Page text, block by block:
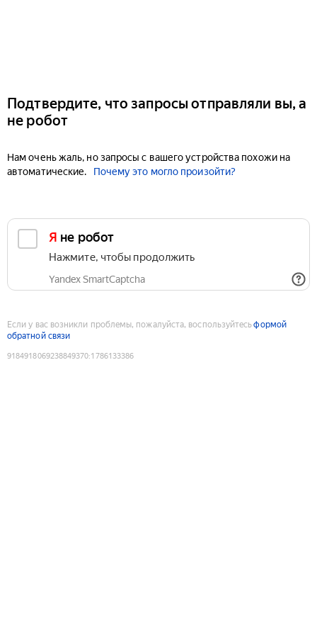
Подтвердите, что запросы отправляли вы, а
не робот
Нам очень жаль, но запросы с вашего устройства похожи на
автоматические.
Почему это могло произойти?
Я не робот
Нажмите, чтобы продолжить
Yandex SmartCaptcha
Если у вас возникли проблемы, пожалуйста, воспользуйтесьформой
обратной связи
9184918069238849370:1786133386